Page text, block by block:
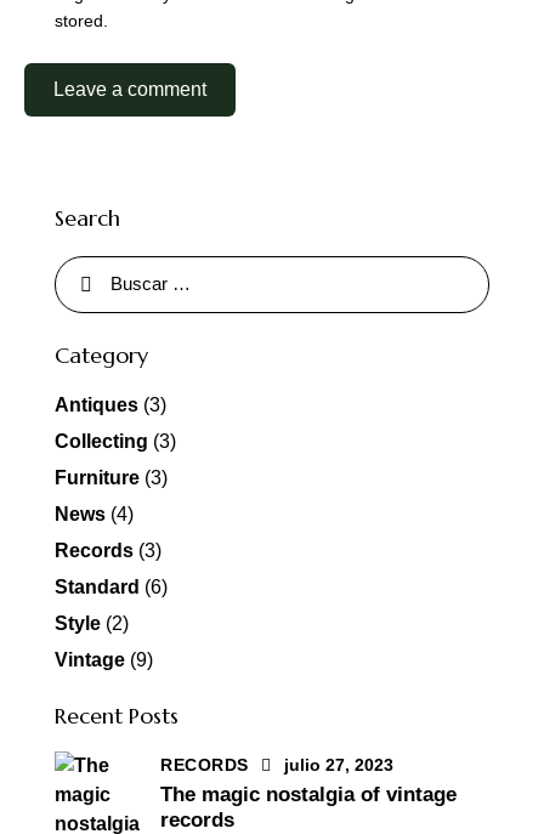
stored.
Search
Category
Antiques (3)
Collecting (3)
Furniture (3)
News (4)
Records (3)
Standard (6)
Style (2)
Vintage (9)
Recent Posts
RECORDS julio 27, 2023
The magic nostalgia of vintage
records